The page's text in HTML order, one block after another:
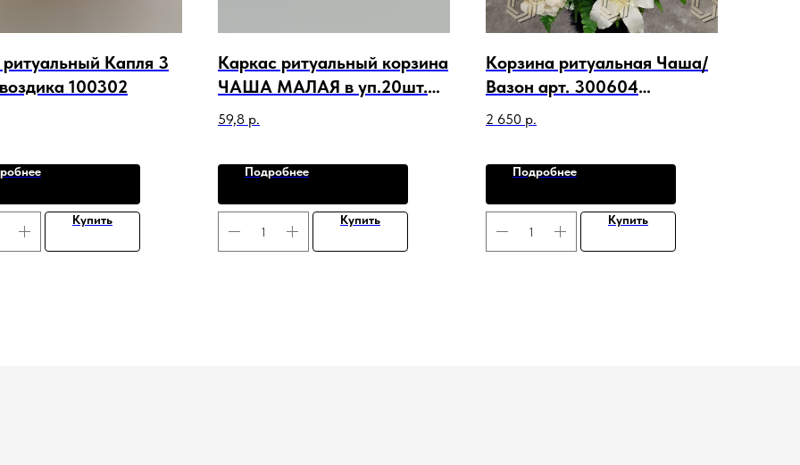
Капля 3
100302
Купить
Каркас ритуальный корзина
ЧАША МАЛАЯ в уп.20шт.
арт. C-21691
59,8 р.
Подробнее
Купить
Корзина ритуальная Чаша/
Вазон арт. 300604
Гортензия Лилия Роза Лист
2 650 р.
Подробнее
Купить